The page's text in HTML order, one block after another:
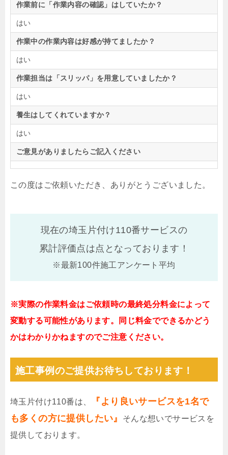
作業前に「作業内容の確認」はしていたか？
はい
作業中の作業内容は好感が持てましたか？
はい
作業担当は「スリッパ」を用意していましたか？
はい
養生はしてくれていますか？
はい
ご意見がありましたらご記入ください
この度はご依頼いただき、ありがとうございました。
現在の埼玉片付け110番サービスの
累計評価点は点となっております！
※最新100件施工アンケート平均
※実際の作業料金はご依頼時の最終処分料金によって
変動する可能性があります。同じ料金でできるかどう
かはわかりかねますのでご注意ください。
施工事例のご提供お待ちしております！
埼玉片付け110番は、
『より良いサービスを1名で
も多くの方に提供したい』
そんな想いでサービスを
提供しております。